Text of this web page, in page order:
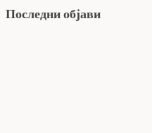
Последни објави